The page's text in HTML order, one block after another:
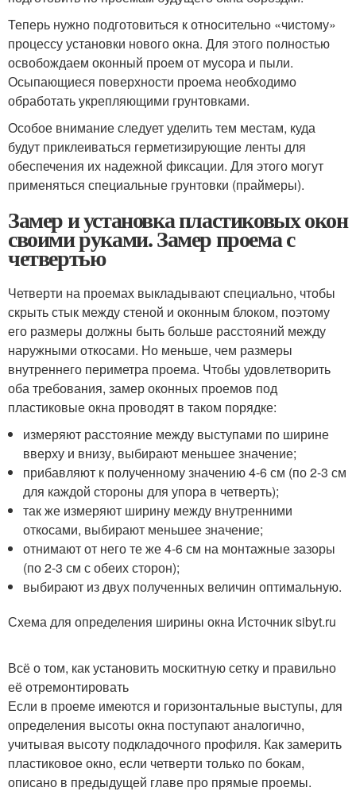
Теперь нужно подготовиться к относительно «чистому»
процессу установки нового окна. Для этого полностью
освобождаем оконный проем от мусора и пыли.
Осыпающиеся поверхности проема необходимо
обработать укрепляющими грунтовками.
Особое внимание следует уделить тем местам, куда
будут приклеиваться герметизирующие ленты для
обеспечения их надежной фиксации. Для этого могут
применяться специальные грунтовки (праймеры).
Замер и установка пластиковых окон
своими руками. Замер проема с
четвертью
Четверти на проемах выкладывают специально, чтобы
скрыть стык между стеной и оконным блоком, поэтому
его размеры должны быть больше расстояний между
наружными откосами. Но меньше, чем размеры
внутреннего периметра проема. Чтобы удовлетворить
оба требования, замер оконных проемов под
пластиковые окна проводят в таком порядке:
измеряют расстояние между выступами по ширине
вверху и внизу, выбирают меньшее значение;
прибавляют к полученному значению 4-6 см (по 2-3 см
для каждой стороны для упора в четверть);
так же измеряют ширину между внутренними
откосами, выбирают меньшее значение;
отнимают от него те же 4-6 см на монтажные зазоры
(по 2-3 см с обеих сторон);
выбирают из двух полученных величин оптимальную.
Схема для определения ширины окна Источник sibyt.ru
Всё о том, как установить москитную сетку и правильно
её отремонтировать
Если в проеме имеются и горизонтальные выступы, для
определения высоты окна поступают аналогично,
учитывая высоту подкладочного профиля. Как замерить
пластиковое окно, если четверти только по бокам,
описано в предыдущей главе про прямые проемы.